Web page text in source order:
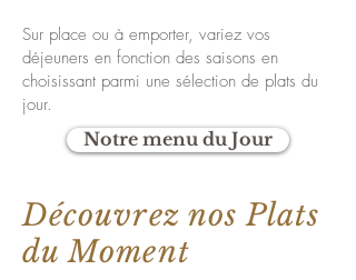
Sur place ou à emporter, variez vos
déjeuners en fonction des saisons en
choisissant parmi une sélection de plats du
jour.
Notre menu du Jour
Découvrez nos Plats
du Moment